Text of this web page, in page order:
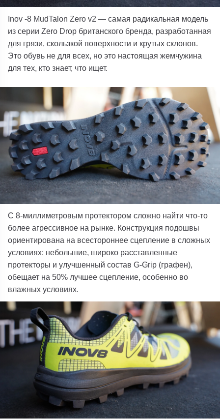
Inov-8 MudTalon Zero v2 — самая радикальная модель
из серии Zero Drop британского бренда, разработанная
для грязи, скользкой поверхности и крутых склонов.
Это обувь не для всех, но это настоящая жемчужина
для тех, кто знает, что ищет.
С 8-миллиметровым протектором сложно найти что-то
более агрессивное на рынке. Конструкция подошвы
ориентирована на всестороннее сцепление в сложных
условиях: небольшие, широко расставленные
протекторы и улучшенный состав G-Grip (графен),
обещает на 50% лучшее сцепление, особенно во
влажных условиях.